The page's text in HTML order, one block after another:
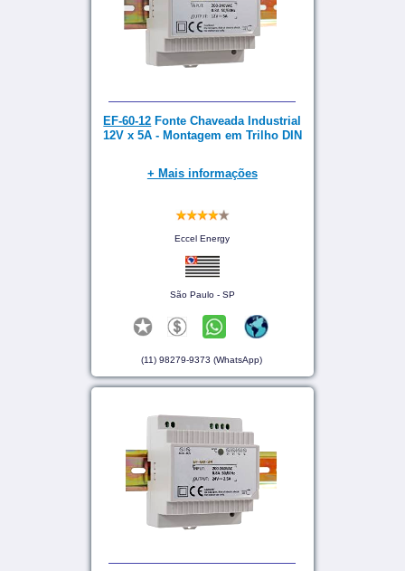
EF-60-12 Fonte Chaveada Industrial
12V x 5A - Montagem em Trilho DIN
+ Mais informações
Eccel Energy
São Paulo - SP
(11) 98279-9373 (WhatsApp)